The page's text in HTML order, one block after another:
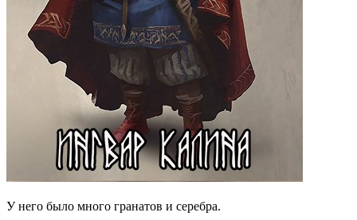
У него было много гранатов и серебра.